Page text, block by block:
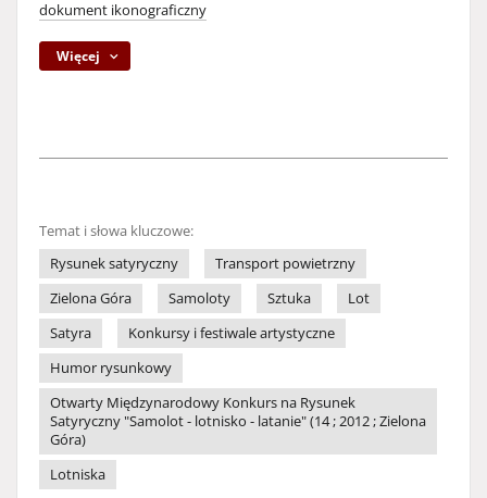
dokument ikonograficzny
Więcej
Temat i słowa kluczowe:
Rysunek satyryczny
Transport powietrzny
Zielona Góra
Samoloty Sztuka
Lot
Satyra
Konkursy i festiwale artystyczne
Humor rysunkowy
Otwarty Międzynarodowy Konkurs na Rysunek
Satyryczny "Samolot - lotnisko - latanie" (14 ; 2012 ; Zielona
Góra)
Lotniska